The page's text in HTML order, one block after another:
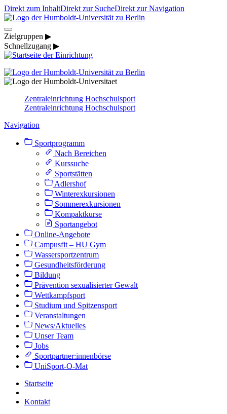
Direkt zum InhaltDirekt zur SucheDirekt zur Navigation
Zielgruppen ▶
Schnellzugang ▶
Zentraleinrichtung Hochschulsport
Zentraleinrichtung Hochschulsport
Navigation
Sportprogramm
Nach Bereichen
Kurssuche
Sportstätten
Adlershof
Winterexkursionen
Sommerexkursionen
Kompaktkurse
Sportangebot
Online-Angebote
Campusfit – HU Gym
Wassersportzentrum
Gesundheitsförderung
Bildung
Prävention sexualisierter Gewalt
Wettkampfsport
Studium und Spitzensport
Veranstaltungen
News/Aktuelles
Unser Team
Jobs
Sportpartner:innenbörse
UniSport-O-Mat
Startseite
Kontakt